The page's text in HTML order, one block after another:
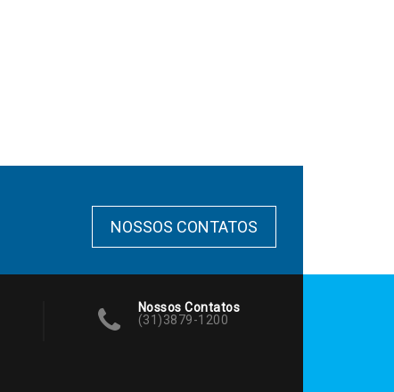
NOSSOS CONTATOS
Nossos Contatos
(31)3879-1200